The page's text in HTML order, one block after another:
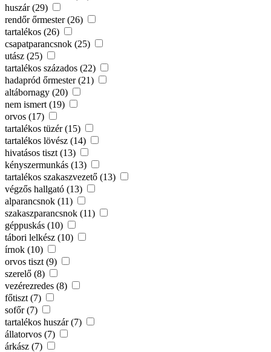
huszár (29)
rendőr őrmester (26)
tartalékos (26)
csapatparancsnok (25)
utász (25)
tartalékos százados (22)
hadapród őrmester (21)
altábornagy (20)
nem ismert (19)
orvos (17)
tartalékos tüzér (15)
tartalékos lövész (14)
hivatásos tiszt (13)
kényszermunkás (13)
tartalékos szakaszvezető (13)
végzős hallgató (13)
alparancsnok (11)
szakaszparancsnok (11)
géppuskás (10)
tábori lelkész (10)
írnok (10)
orvos tiszt (9)
szerelő (8)
vezérezredes (8)
főtiszt (7)
sofőr (7)
tartalékos huszár (7)
állatorvos (7)
árkász (7)